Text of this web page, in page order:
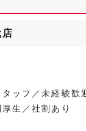
ッフ／未経験歓
生／社割あり